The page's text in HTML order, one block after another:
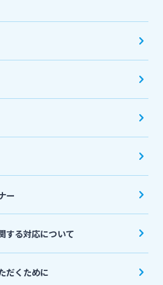
覧
ー
する対応について
だくために